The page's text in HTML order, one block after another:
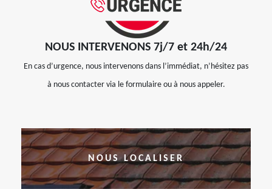
NOUS INTERVENONS 7j/7 et 24h/24
En cas d’urgence, nous intervenons dans l’immédiat, n’hésitez pas
à nous contacter via le formulaire ou à nous appeler.
NOUS LOCALISER